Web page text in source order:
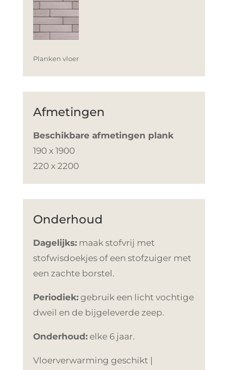
Planken vloer
Afmetingen
Beschikbare afmetingen plank
190 x 1900
220 x 2200
Onderhoud
Dagelijks:maak stofvrij met
stofwisdoekjes of een stofzuiger met
een zachte borstel.
Periodiek:gebruik een licht vochtige
dweil en de bijgeleverde zeep.
Onderhoud:elke 6 jaar.
Vloerverwarming geschikt |